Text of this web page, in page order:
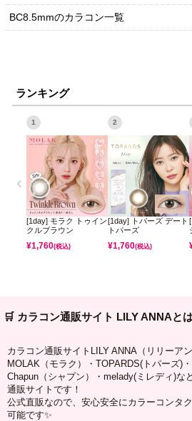
BC8.5mmのカラコン一覧
ランキング
1
[1day] モラク トゥイン
クルブラウン
¥1,760(税込)
2
[1day] トパーズ デート
トパーズ
¥1,760(税込)
🛒 カラコン通販サイト LILY ANNAと
カラコン通販サイトLILY ANNA（リリーアン
MOLAK（モラク）・TOPARDS(トパーズ)
Chapun（シャプン）・melady(ミレディ)な
通販サイトです！
公式直販なので、安心安全にカラーコンタ
可能です✨